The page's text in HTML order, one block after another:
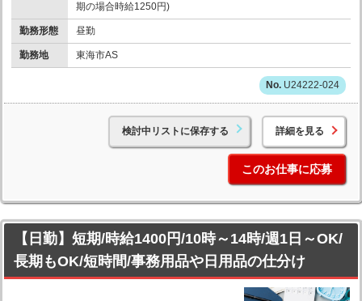
期の場合時給1250円)
勤務形態 昼勤
勤務地 東海市AS
U24222-024
検討中リストに保存する 詳細を見る
このお仕事に応募
【日勤】短期/時給1400円/10時～14時/週1日～OK/
長期もOK/短時間/事務用品や日用品の仕分け